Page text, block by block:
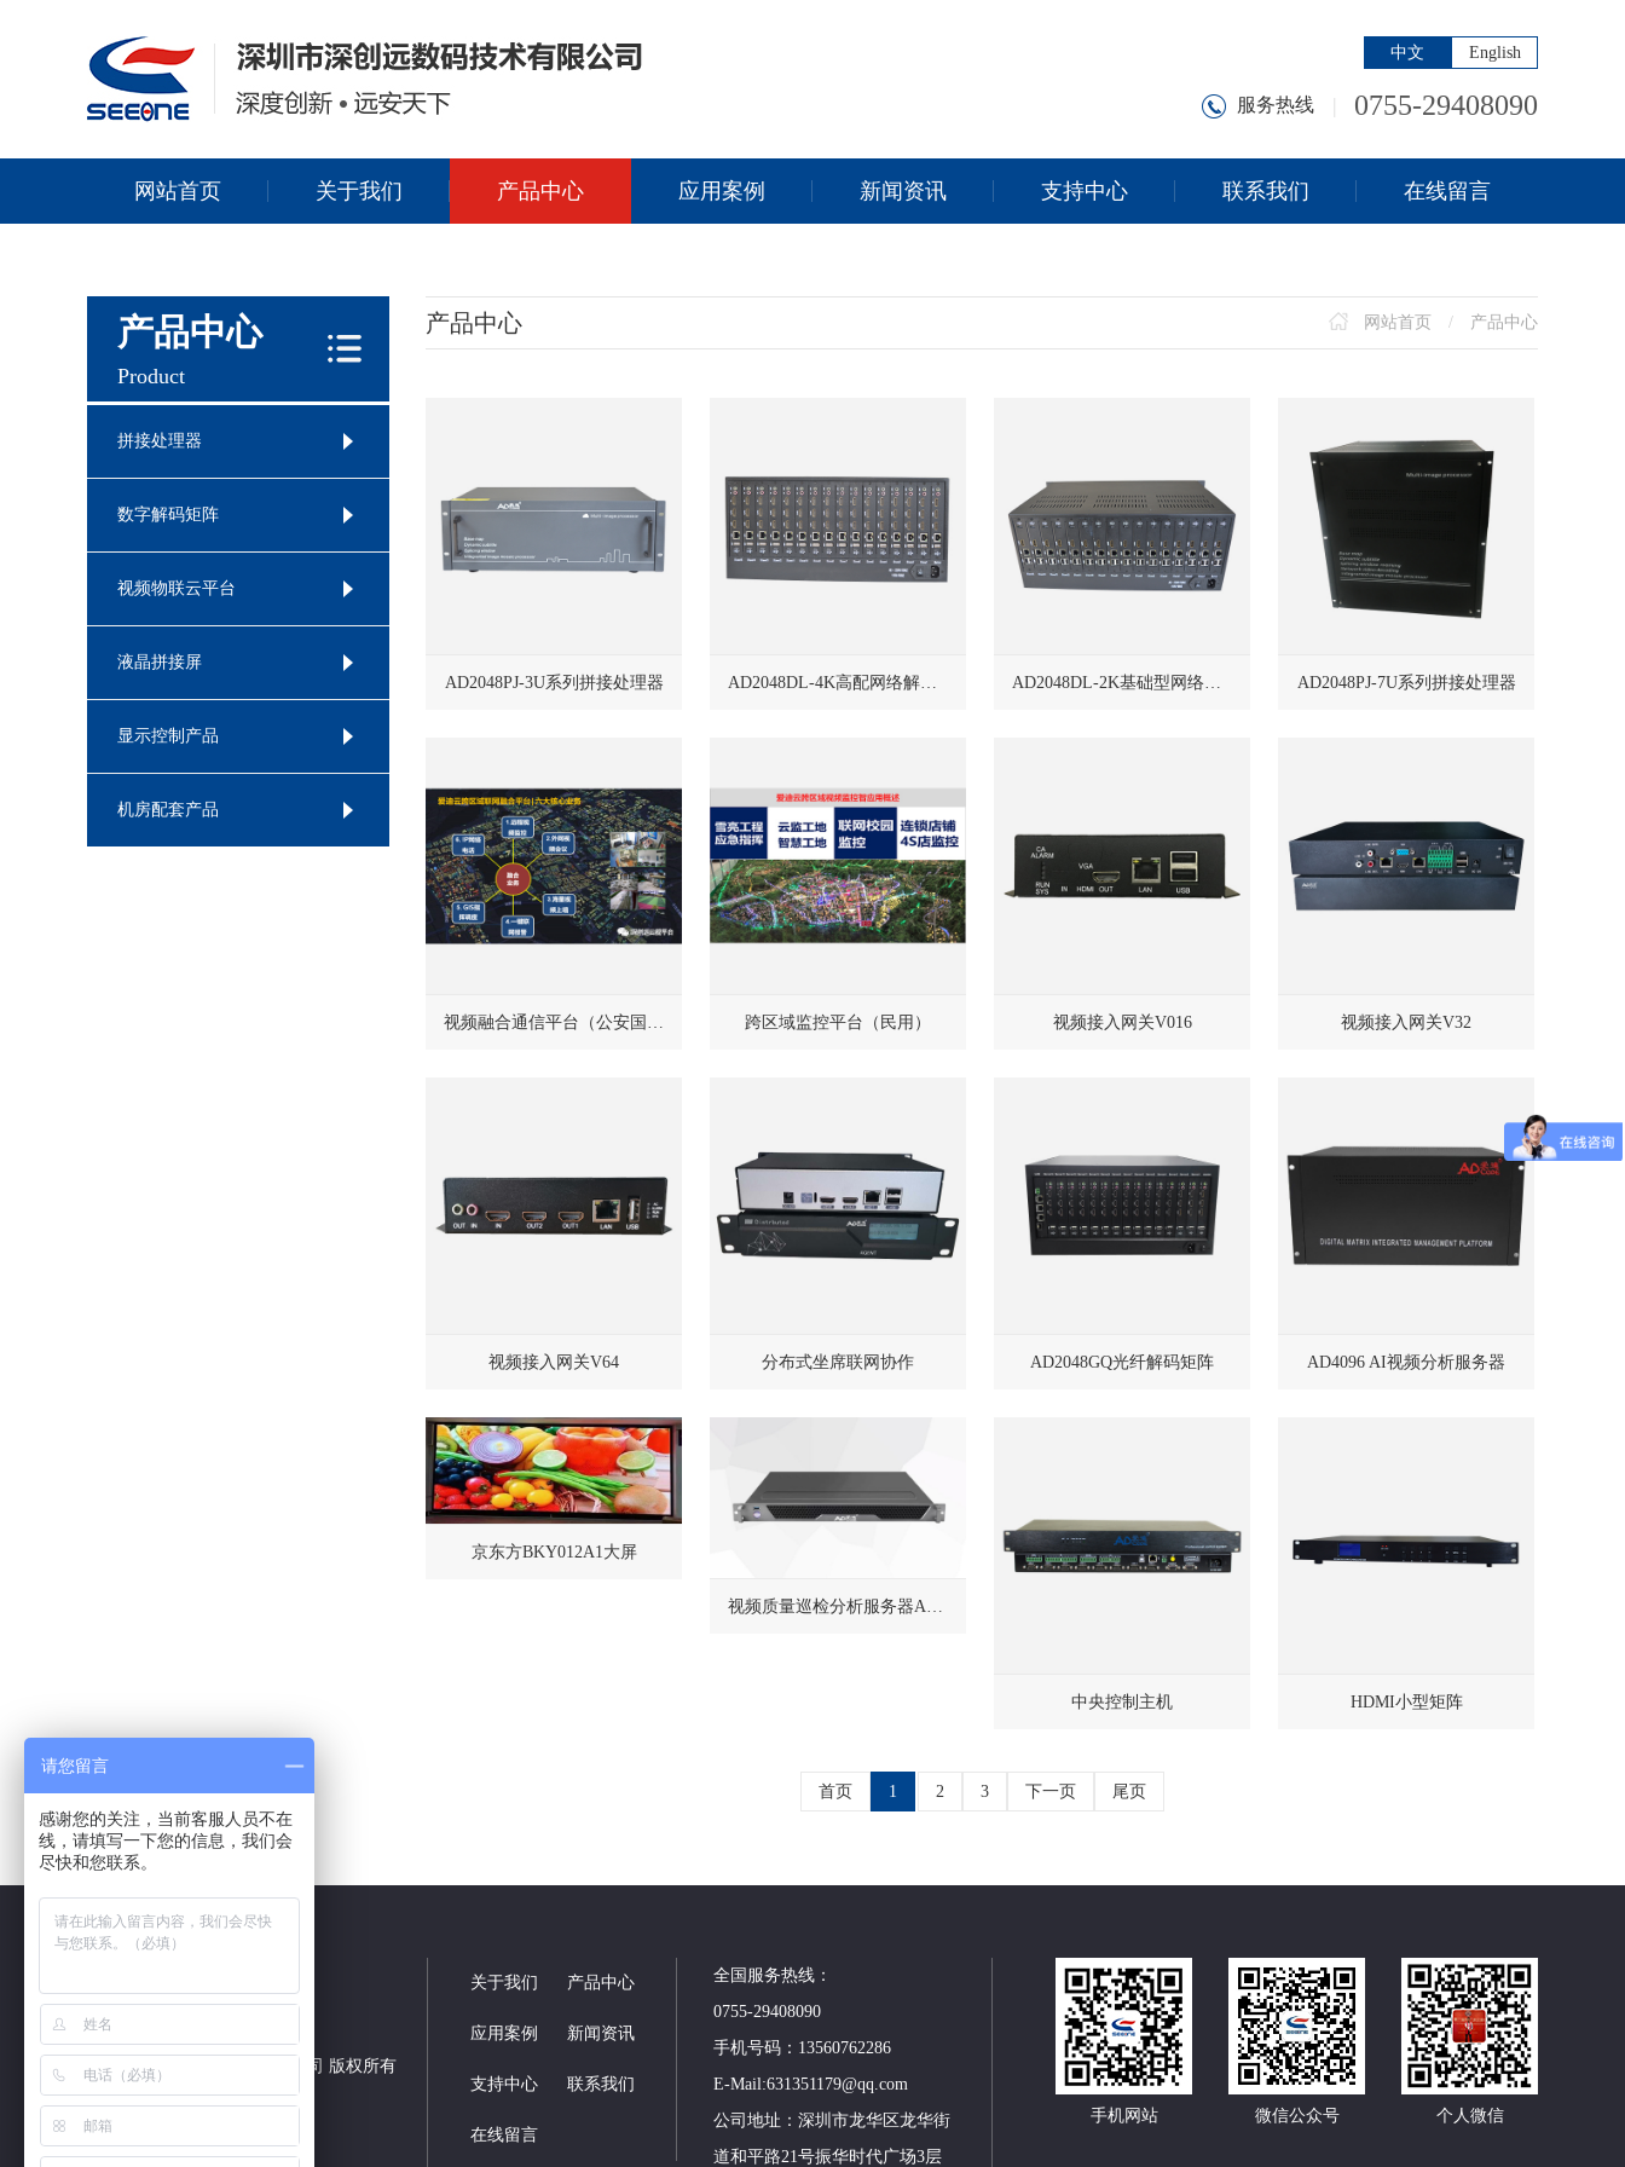
中文 English
服务热线 0755-29408090
网站首页 关于我们 产品中心 应用案例 新闻资讯 支持中心 联系我们 在线留言
产品中心
Product
拼接处理器
数字解码矩阵
视频物联云平台
液晶拼接屏
显示控制产品
机房配套产品
产品中心 网站首页 / 产品中心
AD2048PJ-3U系列拼接处理器 AD2048DL-4K高配网络解码矩阵 AD2048DL-2K基础型网络解码矩阵 AD2048PJ-7U系列拼接处理器
视频融合通信平台（公安国标） 跨区域监控平台（民用） 视频接入网关V016 视频接入网关V32
视频接入网关V64 分布式坐席联网协作 AD2048GQ光纤解码矩阵 AD4096 AI视频分析服务器
京东方BKY012A1大屏
中央控制主机 HDMI小型矩阵
首页 1 2 3 下一页 尾页
深圳市深创远数码技术有限公司 版权所有
备案号：粤ICP备08023350号
网站制作：
网站地图
关于我们 产品中心
应用案例 新闻资讯
支持中心 联系我们
在线留言
全国服务热线：
0755-29408090
手机号码：13560762286
E-Mail:631351179@qq.com
公司地址：深圳市龙华区龙华街
道和平路21号振华时代广场3层
手机网站 微信公众号 个人微信
请您留言
感谢您的关注，当前客服人员不在
线，请填写一下您的信息，我们会
尽快和您联系。